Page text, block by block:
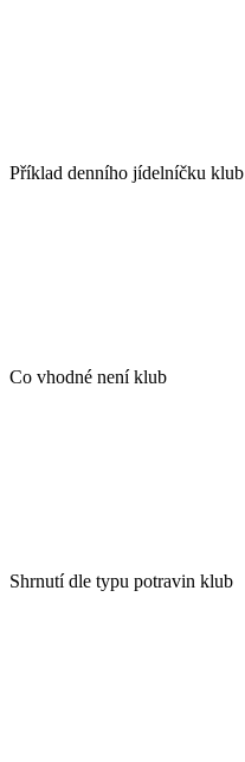
Příklad denního jídelníčku klub
Co vhodné není klub
Shrnutí dle typu potravin klub